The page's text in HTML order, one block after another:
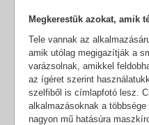
Megkerestük azokat, amik
Tele vannak az
amik utólag megigazítják a
varázsolnak, amikkel
az ígéret szerint
szelfiből is címlapfotó lesz.
alkalmazásoknak a
nagyon mű hatásúra